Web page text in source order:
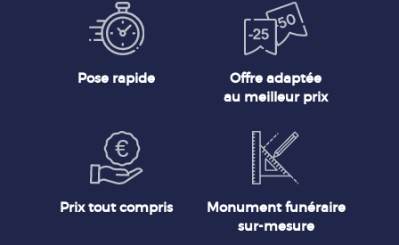
Pose rapide
Offre adaptée
au meilleur prix
Prix tout compris
Monument funéraire
sur-mesure